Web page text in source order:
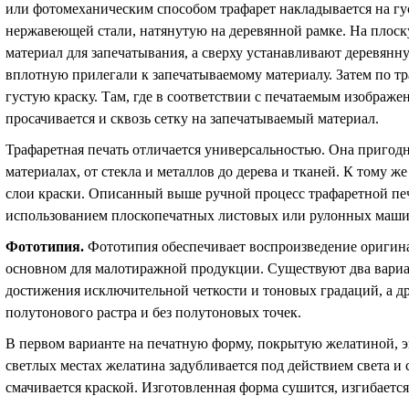
или фотомеханическим способом трафарет накладывается на
нержавеющей стали, натянутую на деревянной рамке. На
материал для запечатывания, а сверху устанавливают
вплотную прилегали к запечатываемому материалу. Затем по
густую краску. Там, где в соответствии с печатаемым
просачивается и сквозь сетку на запечатываемый материал.
Трафаретная печать отличается универсальностью. Она
материалах, от стекла и металлов до дерева и тканей. К тому
слои краски. Описанный выше ручной процесс трафаретной
использованием плоскопечатных листовых или рулонных
Фототипия. Фототипия обеспечивает воспроизведение
основном для малотиражной продукции. Существуют два
достижения исключительной четкости и тоновых градаций, а
полутонового растра и без полутоновых точек.
В первом варианте на печатную форму, покрытую желатиной,
светлых местах желатина задубливается под действием света
смачивается краской. Изготовленная форма сушится,